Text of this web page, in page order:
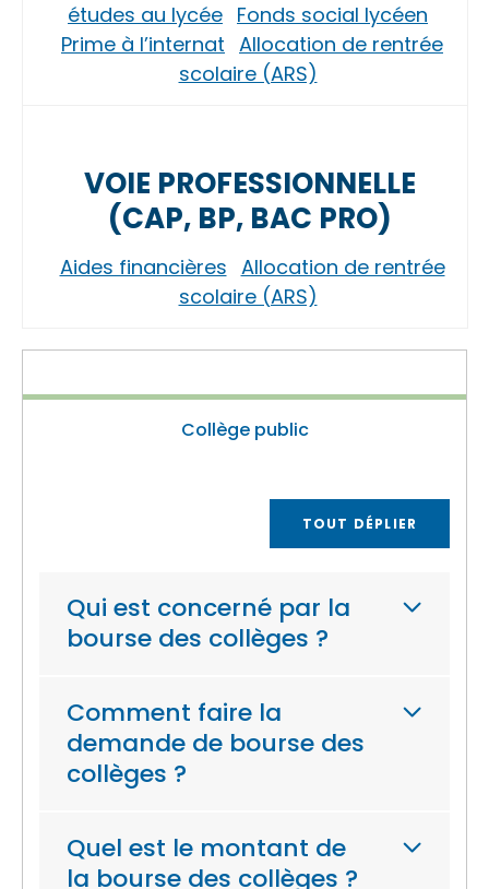
études au lycée Fonds social lycéen
Prime à l’internat Allocation de rentrée
scolaire (ARS)
VOIE PROFESSIONNELLE
(CAP, BP, BAC PRO)
Aides financières Allocation de rentrée
scolaire (ARS)
Collège public
TOUT DÉPLIER
Qui est concerné par la
bourse des collèges ?
Comment faire la
demande de bourse des
collèges ?
Quel est le montant de
la bourse des collèges ?